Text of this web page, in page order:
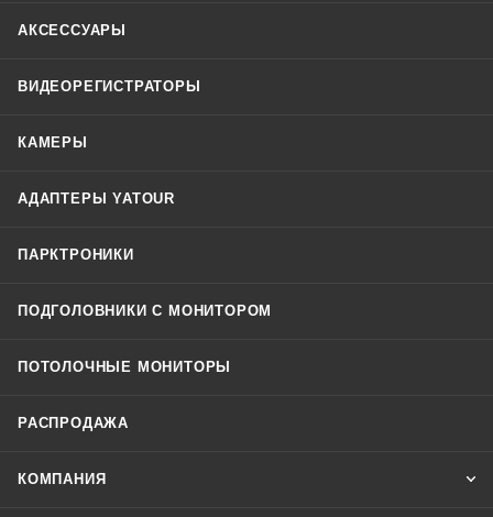
АКСЕССУАРЫ
ВИДЕОРЕГИСТРАТОРЫ
КАМЕРЫ
АДАПТЕРЫ YATOUR
ПАРКТРОНИКИ
ПОДГОЛОВНИКИ С МОНИТОРОМ
ПОТОЛОЧНЫЕ МОНИТОРЫ
РАСПРОДАЖА
КОМПАНИЯ